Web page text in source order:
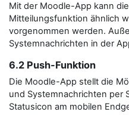
Mit der Moodle-App kann
Mitteilungsfunktion ähnlich
vorgenommen werden.
Systemnachrichten in der
6.2 Push-Funktion
Die Moodle-App stellt die
und Systemnachrichten per
Statusicon am mobilen